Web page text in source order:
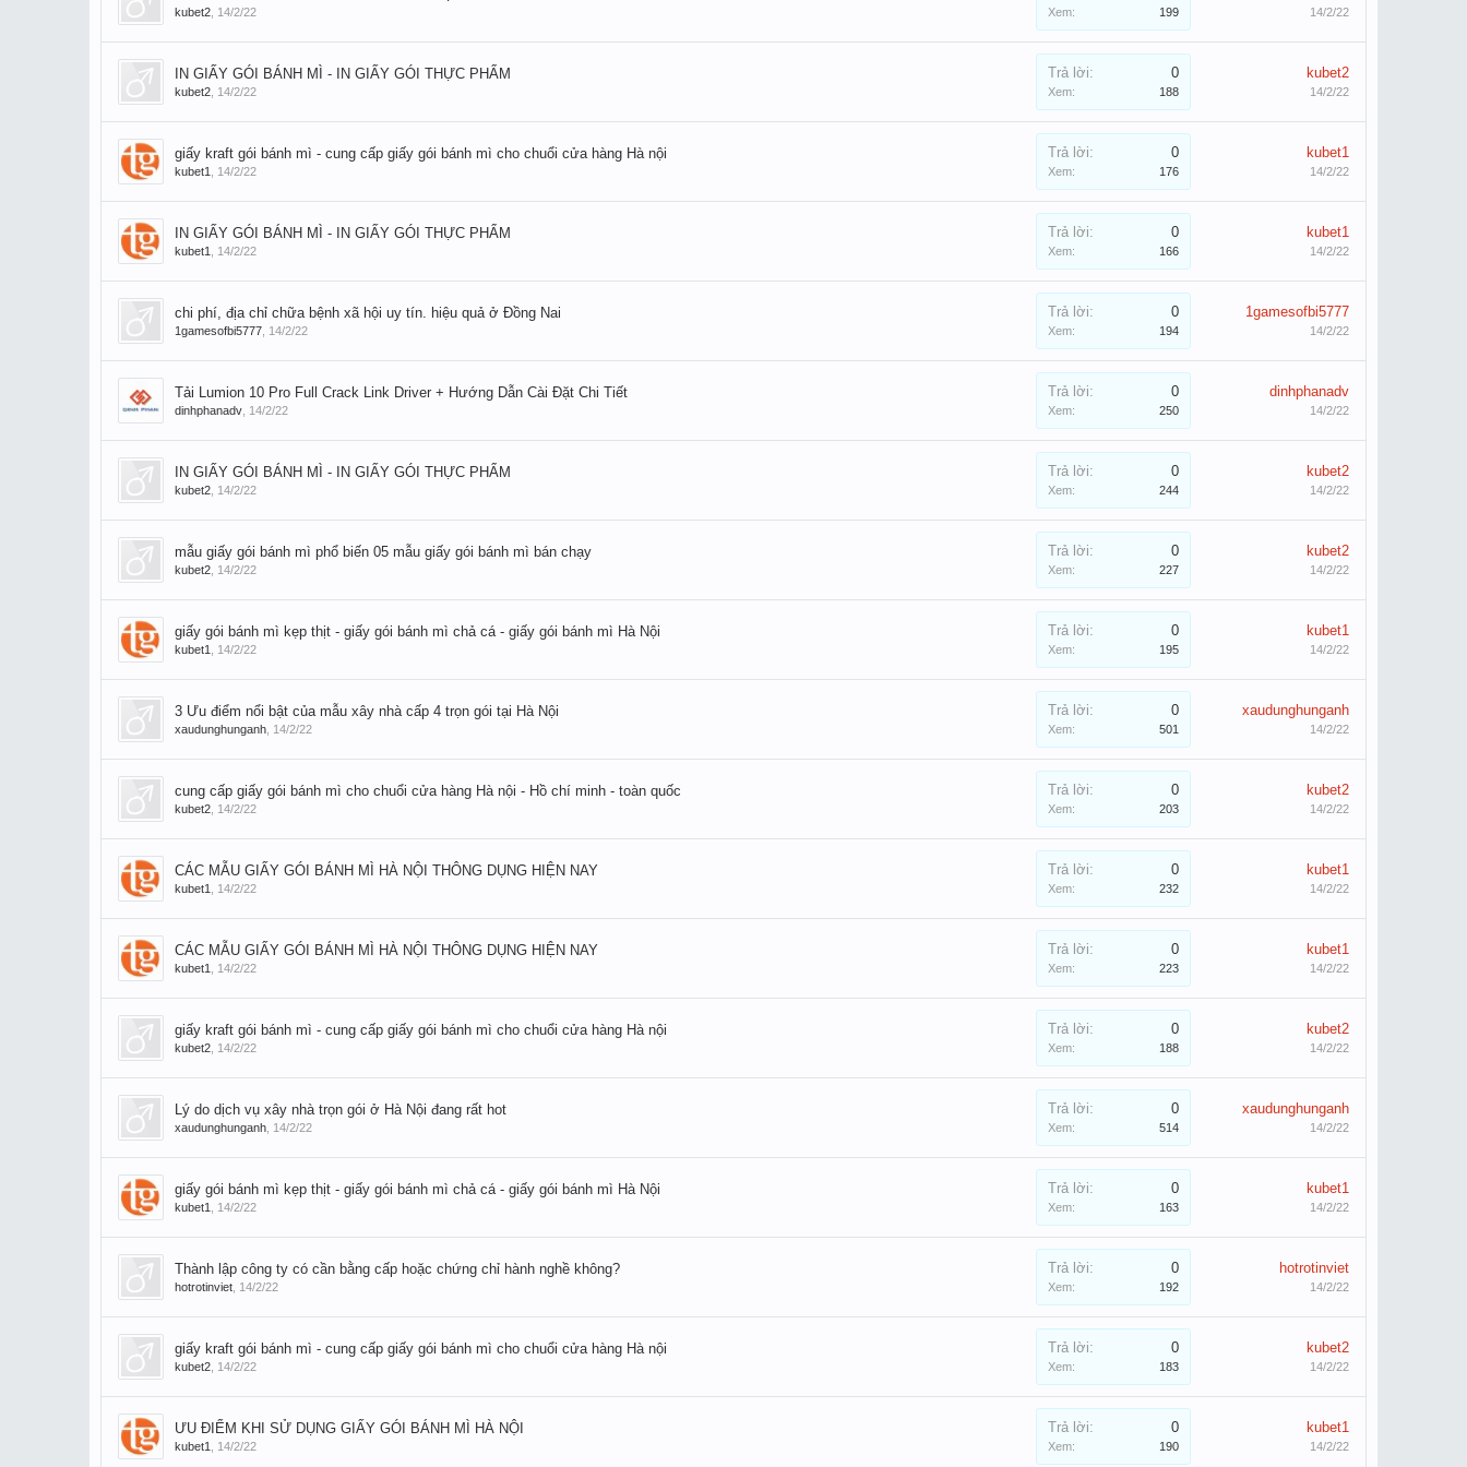
kubet2 14/2/22 Xem: 199 14/2/22
IN GIẤY GÓI BÁNH MÌ - IN GIẤY GÓI THỰC PHẨM
kubet2 14/2/22
Trả lời: 0
Xem: 188
kubet2
14/2/22
giấy kraft gói bánh mì - cung cấp giấy gói bánh mì cho chuổi cửa hàng Hà nội
kubet1 14/2/22
Trả lời: 0
Xem: 176
kubet1
14/2/22
IN GIẤY GÓI BÁNH MÌ - IN GIẤY GÓI THỰC PHẨM
kubet1 14/2/22
Trả lời: 0
Xem: 166
kubet1
14/2/22
chi phí, địa chỉ chữa bệnh xã hội uy tín. hiệu quả ở Đồng Nai
1gamesofbi5777 14/2/22
Trả lời: 0
Xem: 194
1gamesofbi5777
14/2/22
Tải Lumion 10 Pro Full Crack Link Driver + Hướng Dẫn Cài Đặt Chi Tiết
dinhphanadv 14/2/22
Trả lời: 0
Xem: 250
dinhphanadv
14/2/22
IN GIẤY GÓI BÁNH MÌ - IN GIẤY GÓI THỰC PHẨM
kubet2 14/2/22
Trả lời: 0
Xem: 244
kubet2
14/2/22
mẫu giấy gói bánh mì phổ biến 05 mẫu giấy gói bánh mì bán chạy
kubet2 14/2/22
Trả lời: 0
Xem: 227
kubet2
14/2/22
giấy gói bánh mì kẹp thịt - giấy gói bánh mì chả cá - giấy gói bánh mì Hà Nội
kubet1 14/2/22
Trả lời: 0
Xem: 195
kubet1
14/2/22
3 Ưu điểm nổi bật của mẫu xây nhà cấp 4 trọn gói tại Hà Nội
xaudunghunganh 14/2/22
Trả lời: 0
Xem: 501
xaudunghunganh
14/2/22
cung cấp giấy gói bánh mì cho chuổi cửa hàng Hà nội - Hồ chí minh - toàn quốc
kubet2 14/2/22
Trả lời: 0
Xem: 203
kubet2
14/2/22
CÁC MẪU GIẤY GÓI BÁNH MÌ HÀ NỘI THÔNG DỤNG HIỆN NAY
kubet1 14/2/22
Trả lời: 0
Xem: 232
kubet1
14/2/22
CÁC MẪU GIẤY GÓI BÁNH MÌ HÀ NỘI THÔNG DỤNG HIỆN NAY
kubet1 14/2/22
Trả lời: 0
Xem: 223
kubet1
14/2/22
giấy kraft gói bánh mì - cung cấp giấy gói bánh mì cho chuổi cửa hàng Hà nội
kubet2 14/2/22
Trả lời: 0
Xem: 188
kubet2
14/2/22
Lý do dịch vụ xây nhà trọn gói ở Hà Nội đang rất hot
xaudunghunganh 14/2/22
Trả lời: 0
Xem: 514
xaudunghunganh
14/2/22
giấy gói bánh mì kẹp thịt - giấy gói bánh mì chả cá - giấy gói bánh mì Hà Nội
kubet1 14/2/22
Trả lời: 0
Xem: 163
kubet1
14/2/22
Thành lập công ty có cần bằng cấp hoặc chứng chỉ hành nghề không?
hotrotinviet 14/2/22
Trả lời: 0
Xem: 192
hotrotinviet
14/2/22
giấy kraft gói bánh mì - cung cấp giấy gói bánh mì cho chuổi cửa hàng Hà nội
kubet2 14/2/22
Trả lời: 0
Xem: 183
kubet2
14/2/22
ƯU ĐIỂM KHI SỬ DỤNG GIẤY GÓI BÁNH MÌ HÀ NỘI
kubet1 14/2/22
Trả lời: 0
Xem: 190
kubet1
14/2/22